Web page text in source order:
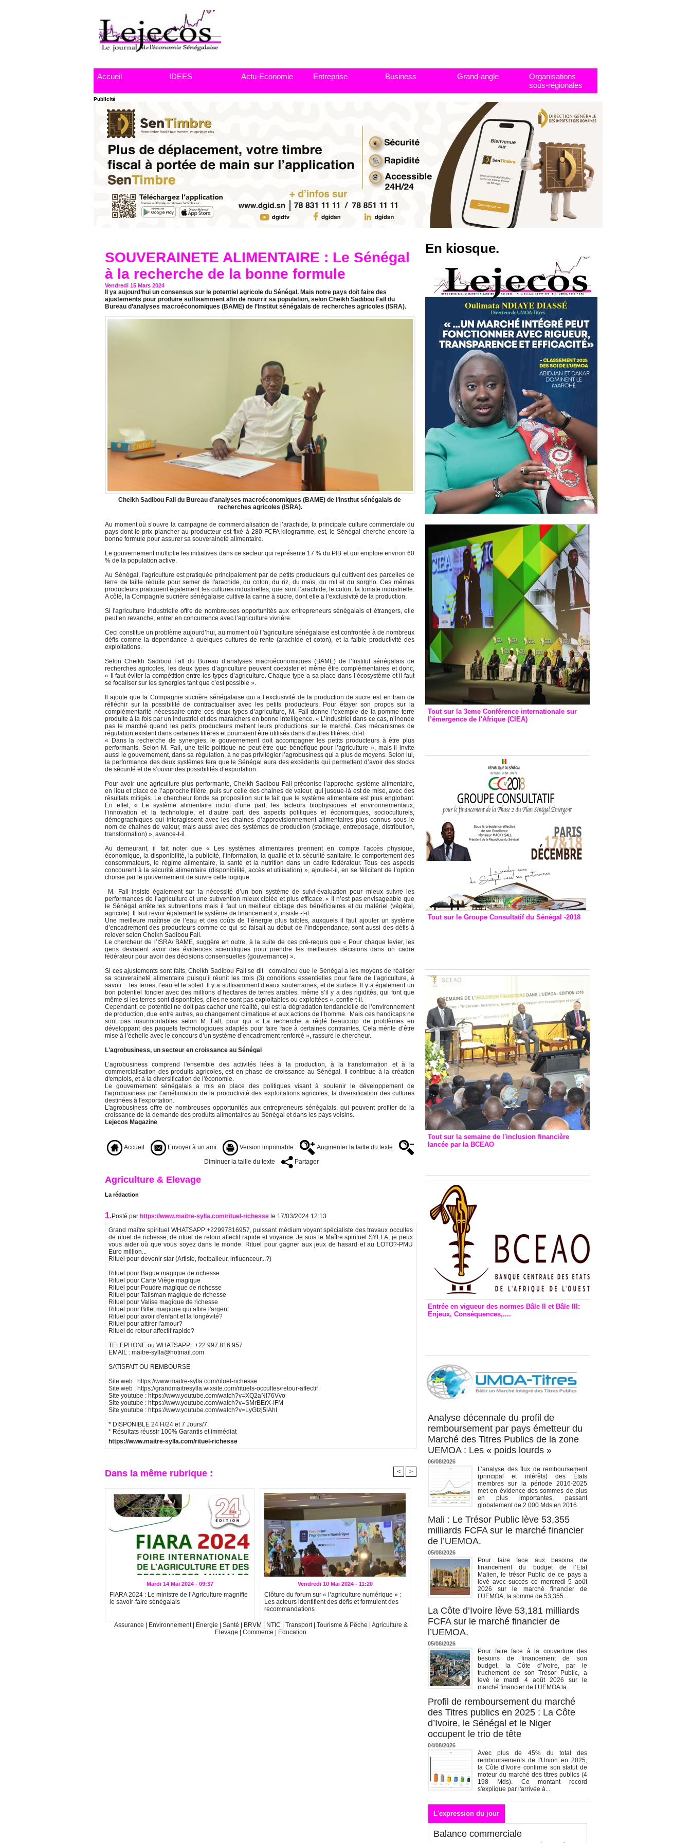
Accueil IDEES Actu-Economie Entreprise Business Grand-angle
Organisations
sous-régionales
Publicité
SOUVERAINETE ALIMENTAIRE : Le Sénégal
à la recherche de la bonne formule
Vendredi 15 Mars 2024
Il ya aujourd’hui un consensus sur le potentiel agricole du Sénégal. Mais notre pays doit faire des
ajustements pour produire suffisamment afin de nourrir sa population, selon Cheikh Sadibou Fall du
Bureau d’analyses macroéconomiques (BAME) de l’Institut sénégalais de recherches agricoles (ISRA).
Cheikh Sadibou Fall du Bureau d’analyses macroéconomiques (BAME) de l’Institut sénégalais de
recherches agricoles (ISRA).
Au moment où s’ouvre la campagne de commercialisation de l’arachide, la principale culture commerciale du
pays dont le prix plancher au producteur est fixé à 280 FCFA kilogramme, est, le Sénégal cherche encore la
bonne formule pour assurer sa souveraineté alimentaire.
Le gouvernement multiplie les initiatives dans ce secteur qui représente 17 % du PIB et qui emploie environ 60
% de la population active.
Au Sénégal, l'agriculture est pratiquée principalement par de petits producteurs qui cultivent des parcelles de
terre de taille réduite pour semer de l'arachide, du coton, du riz, du maïs, du mil et du sorgho. Ces mêmes
producteurs pratiquent également les cultures industrielles, que sont l’arachide, le coton, la tomate industrielle.
A côté, la Compagnie sucrière sénégalaise cultive la canne à sucre, dont elle a l’exclusivité de la production.
Si l'agriculture industrielle offre de nombreuses opportunités aux entrepreneurs sénégalais et étrangers, elle
peut en revanche, entrer en concurrence avec l’agriculture vivrière.
Ceci constitue un problème aujourd’hui, au moment où l’'agriculture sénégalaise est confrontée à de nombreux
défis comme la dépendance à quelques cultures de rente (arachide et coton), et la faible productivité des
exploitations.
Selon Cheikh Sadibou Fall du Bureau d’analyses macroéconomiques (BAME) de l’Institut sénégalais de
recherches agricoles, les deux types d’agriculture peuvent coexister et même être complémentaires et donc,
« Il faut éviter la compétition entre les types d’agriculture. Chaque type a sa place dans l’écosystème et il faut
se focaliser sur les synergies tant que c’est possible ».
Il ajoute que la Compagnie sucrière sénégalaise qui a l’exclusivité de la production de sucre est en train de
réfléchir sur la possibilité de contractualiser avec les petits producteurs. Pour étayer son propos sur la
complémentarité nécessaire entre ces deux types d’agriculture, M. Fall donne l’exemple de la pomme terre
produite à la fois par un industriel et des maraichers en bonne intelligence. « L’industriel dans ce cas, n’inonde
pas le marché quand les petits producteurs mettent leurs productions sur le marché. Ces mécanismes de
régulation existent dans certaines filières et pourraient être utilisés dans d’autres filières, dit-il.
« Dans la recherche de synergies, le gouvernement doit accompagner les petits producteurs à être plus
performants. Selon M. Fall, une telle politique ne peut être que bénéfique pour l’agriculture », mais il invite
aussi le gouvernement, dans sa régulation, à ne pas privilégier l’agrobusiness qui a plus de moyens. Selon lui,
la performance des deux systèmes fera que le Sénégal aura des excédents qui permettent d’avoir des stocks
de sécurité et de s’ouvrir des possibilités d’exportation.
Pour avoir une agriculture plus performante, Cheikh Sadibou Fall préconise l’approche système alimentaire,
en lieu et place de l’approche filière, puis sur celle des chaines de valeur, qui jusque-là est de mise, avec des
résultats mitigés. Le chercheur fonde sa proposition sur le fait que le système alimentaire est plus englobant.
En effet, « Le système alimentaire inclut d’une part, les facteurs biophysiques et environnementaux,
l’innovation et la technologie, et d’autre part, des aspects politiques et économiques, socioculturels,
démographiques qui interagissent avec les chaines d’approvisionnement alimentaires plus connus sous le
nom de chaines de valeur, mais aussi avec des systèmes de production (stockage, entreposage, distribution,
transformation) », avance-t-il.
Au demeurant, il fait noter que « Les systèmes alimentaires prennent en compte l’accès physique,
économique, la disponibilité, la publicité, l’information, la qualité et la sécurité sanitaire, le comportement des
consommateurs, le régime alimentaire, la santé et la nutrition dans un cadre fédérateur. Tous ces aspects
concourent à la sécurité alimentaire (disponibilité, accès et utilisation) », ajoute-t-il, en se félicitant de l’option
choisie par le gouvernement de suivre cette logique.
M. Fall insiste également sur la nécessité d’un bon système de suivi-évaluation pour mieux suivre les
performances de l’agriculture et une subvention mieux ciblée et plus efficace. « Il n’est pas envisageable que
le Sénégal arrête les subventions mais il faut un meilleur ciblage des bénéficiaires et du matériel (végétal,
agricole). Il faut revoir également le système de financement », insiste -t-il.
Une meilleure maîtrise de l’eau et des coûts de l’énergie plus faibles, auxquels il faut ajouter un système
d’encadrement des producteurs comme ce qui se faisait au début de l’indépendance, sont aussi des défis à
relever selon Cheikh Sadibou Fall.
Le chercheur de l’ISRA/ BAME, suggère en outre, à la suite de ces pré-requis que « Pour chaque levier, les
gens devraient avoir des évidences scientifiques pour prendre les meilleures décisions dans un cadre
fédérateur pour avoir des décisions consensuelles (gouvernance) ».
Si ces ajustements sont faits, Cheikh Sadibou Fall se dit convaincu que le Sénégal a les moyens de réaliser
sa souveraineté alimentaire puisqu’il réunit les trois (3) conditions essentielles pour faire de l’agriculture, à
savoir : les terres, l’eau et le soleil. Il y a suffisamment d’eaux souterraines, et de surface. Il y a également un
bon potentiel foncier avec des millions d’hectares de terres arables, même s’il y a des rigidités, qui font que
même si les terres sont disponibles, elles ne sont pas exploitables ou exploitées », confie-t-il.
Cependant, ce potentiel ne doit pas cacher une réalité, qui est la dégradation tendancielle de l’environnement
de production, due entre autres, au changement climatique et aux actions de l’homme. Mais ces handicaps ne
sont pas insurmontables selon M. Fall, pour qui « La recherche a réglé beaucoup de problèmes en
développant des paquets technologiques adaptés pour faire face à certaines contraintes. Cela mérite d’être
mise à l’échelle avec le concours d’un système d’encadrement renforcé », rassure le chercheur.
L'agrobusiness, un secteur en croissance au Sénégal
L’agrobusiness comprend l'ensemble des activités liées à la production, à la transformation et à la
commercialisation des produits agricoles, est en phase de croissance au Sénégal. Il contribue à la création
d'emplois, et à la diversification de l'économie.
Le gouvernement sénégalais a mis en place des politiques visant à soutenir le développement de
l'agrobusiness par l’amélioration de la productivité des exploitations agricoles, la diversification des cultures
destinées à l'exportation.
L'agrobusiness offre de nombreuses opportunités aux entrepreneurs sénégalais, qui peuvent profiter de la
croissance de la demande des produits alimentaires au Sénégal et dans les pays voisins.
Lejecos Magazine
Accueil Envoyer à un ami Version imprimable
Augmenter la taille du texte
Diminuer la taille du texte
Partager
Agriculture & Elevage
La rédaction
1.Posté par https://www.maitre-sylla.com/rituel-richesse le 17/03/2024 12:13
Grand maître spirituel WHATSAPP:+22997816957, puissant médium voyant spécialiste des travaux occultes
de rituel de richesse, de rituel de retour affectif rapide et voyance. Je suis le Maître spirituel SYLLA, je peux
vous aider où que vous soyez dans le monde. Rituel pour gagner aux jeux de hasard et au LOTO?-PMU
Euro million...
Rituel pour devenir star (Artiste, footballeur, influenceur...?)
Rituel pour Bague magique de richesse
Rituel pour Carte Viège magique
Rituel pour Poudre magique de richesse
Rituel pour Talisman magique de richesse
Rituel pour Valise magique de richesse
Rituel pour Billet magique qui attire l'argent
Rituel pour avoir d'enfant et la longévité?
Rituel pour attirer l'amour?
Rituel de retour affectif rapide?
TELEPHONE ou WHATSAPP : +22 997 816 957
EMAIL : maitre-sylla@hotmail.com
SATISFAIT OU REMBOURSE
Site web : https://www.maitre-sylla.com/rituel-richesse
Site web : https://grandmaitresylla.wixsite.com/rituels-occultes/retour-affectif
Site youtube : https://www.youtube.com/watch?v=XQ2aNl76Vvo
Site youtube : https://www.youtube.com/watch?v=SMrBErX-IFM
Site youtube : https://www.youtube.com/watch?v=LyGtzj5iAhI
* DISPONIBLE 24 H/24 et 7 Jours/7.
* Résultats réussir 100% Garantis et immédiat
https://www.maitre-sylla.com/rituel-richesse
Dans la même rubrique : < >
Mardi 14 Mai 2024 - 09:37
FIARA 2024 : Le ministre de l’Agriculture magnifie
le savoir-faire sénégalais
Vendredi 10 Mai 2024 - 11:20
Clôture du forum sur « l’agriculture numérique » :
Les acteurs identifient des défis et formulent des
recommandations
Assurance Environnement Energie Santé BRVM NTIC Transport Tourisme & Pêche
Agriculture &
Elevage
Commerce Education
En kiosque.
Tout sur la 3eme Conférence internationale sur
l’émergence de l'Afrique (CIEA)
Tout sur le Groupe Consultatif du Sénégal -2018
Tout sur la semaine de l'inclusion financière
lancée par la BCEAO
Entrée en vigueur des normes Bâle II et Bâle III:
Enjeux, Conséquences,....
Analyse décennale du profil de
remboursement par pays émetteur du
Marché des Titres Publics de la zone
UEMOA : Les « poids lourds »
06/08/2026
L’analyse des flux de remboursement
(principal et intérêts) des États
membres sur la période 2016-2025
met en évidence des sommes de plus
en plus importantes, passant
globalement de 2 000 Mds en 2016...
Mali : Le Trésor Public lève 53,355
milliards FCFA sur le marché financier
de l’UEMOA.
05/08/2026
Pour faire face aux besoins de
financement du budget de l’Etat
Malien, le trésor Public de ce pays a
levé avec succès ce mercredi 5 août
2026 sur le marché financier de
l’UEMOA, la somme de 53,355...
La Côte d’Ivoire lève 53,181 milliards
FCFA sur le marché financier de
l’UEMOA.
05/08/2026
Pour faire face à la couverture des
besoins de financement de son
budget, la Côte d’Ivoire, par le
truchement de son Trésor Public, a
levé le mardi 4 août 2026 sur le
marché financier de l’UEMOA la...
Profil de remboursement du marché
des Titres publics en 2025 : La Côte
d’Ivoire, le Sénégal et le Niger
occupent le trio de tête
04/08/2026
Avec plus de 45% du total des
remboursements de l'Union en 2025,
la Côte d'Ivoire confirme son statut de
moteur du marché des titres publics (4
198 Mds). Ce montant record
s'explique par l'arrivée à...
L'expression du jour
Balance commerciale